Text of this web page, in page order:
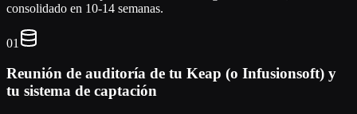
consolidado en 10-14 semanas.
01
Reunión de auditoría de tu Keap (o Infusionsoft) y
tu sistema de captación